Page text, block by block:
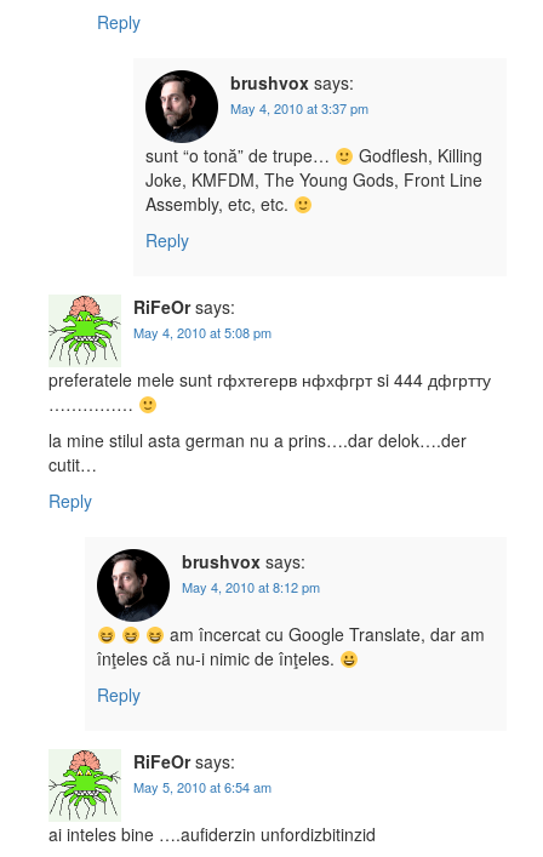
Reply
brushvox says:
May 4, 2010 at 3:37 pm
sunt “o tonă” de trupe…
Godflesh, Killing
Joke, KMFDM, The Young Gods, Front Line
Assembly, etc, etc.
Reply
RiFeOr says:
May 4, 2010 at 5:08 pm
preferatele mele sunt гфхтегерв нфхфгрт si 444 дфгртту
……………
la mine stilul asta german nu a prins….dar delok….der
cutit…
Reply
brushvox says:
May 4, 2010 at 8:12 pm
am încercat cu Google Translate, dar am
înţeles că nu-i nimic de înţeles.
Reply
RiFeOr says:
May 5, 2010 at 6:54 am
ai inteles bine ….aufiderzin unfordizbitinzid